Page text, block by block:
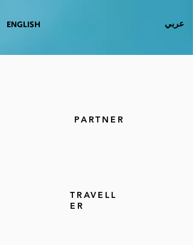
عربي ENGLISH
PARTNER
TRAVELL
ER